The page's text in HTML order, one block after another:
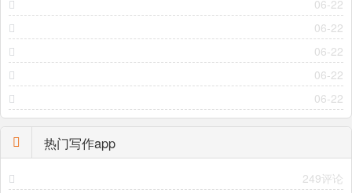
06-22
06-22
06-22
06-22
06-22
热门写作app
249评论